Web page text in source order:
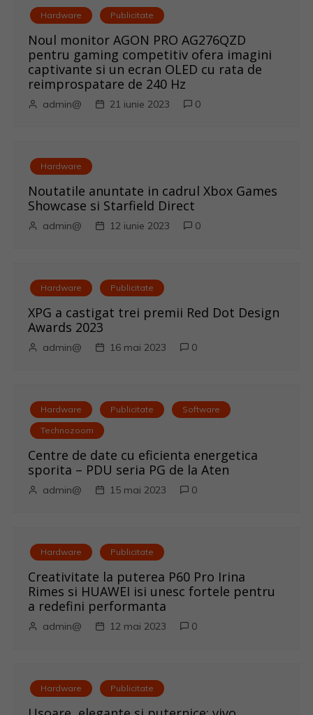
Hardware Publicitate
Noul monitor AGON PRO AG276QZD
pentru gaming competitiv ofera imagini
captivante si un ecran OLED cu rata de
reimprospatare de 240 Hz
admin@ 21 iunie 2023 0
Hardware
Noutatile anuntate in cadrul Xbox Games
Showcase si Starfield Direct
admin@ 12 iunie 2023 0
Hardware Publicitate
XPG a castigat trei premii Red Dot Design
Awards 2023
admin@ 16 mai 2023 0
Hardware Publicitate
Software
Technozoom
Centre de date cu eficienta energetica
sporita – PDU seria PG de la Aten
admin@ 15 mai 2023 0
Hardware Publicitate
Creativitate la puterea P60 Pro Irina
Rimes si HUAWEI isi unesc fortele pentru
a redefini performanta
admin@ 12 mai 2023 0
Hardware Publicitate